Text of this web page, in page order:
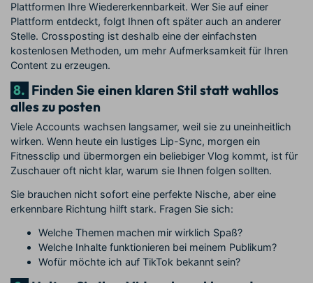
Plattformen Ihre Wiedererkennbarkeit. Wer Sie auf einer
Plattform entdeckt, folgt Ihnen oft später auch an anderer
Stelle. Crossposting ist deshalb eine der einfachsten
kostenlosen Methoden, um mehr Aufmerksamkeit für Ihren
Content zu erzeugen.
8. Finden Sie einen klaren Stil statt wahllos
alles zu posten
Viele Accounts wachsen langsamer, weil sie zu uneinheitlich
wirken. Wenn heute ein lustiges Lip-Sync, morgen ein
Fitnessclip und übermorgen ein beliebiger Vlog kommt, ist für
Zuschauer oft nicht klar, warum sie Ihnen folgen sollten.
Sie brauchen nicht sofort eine perfekte Nische, aber eine
erkennbare Richtung hilft stark. Fragen Sie sich:
Welche Themen machen mir wirklich Spaß?
Welche Inhalte funktionieren bei meinem Publikum?
Wofür möchte ich auf TikTok bekannt sein?